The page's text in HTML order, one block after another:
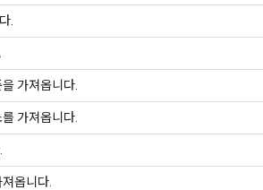
.
가져옵니다.
가져옵니다.
옵니다.